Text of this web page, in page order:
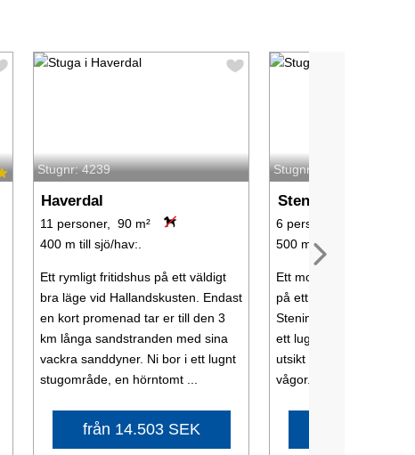
Stugnr: 4239
Haverdal
11 personer, 90 m²
400 m till sjö/hav:.
Ett rymligt fritidshus på ett väldigt
bra läge vid Hallandskusten. Endast
en kort promenad tar er till den 3
km långa sandstranden med sina
vackra sanddyner. Ni bor i ett lugnt
stugområde, en hörntomt ...
från 14.503 SEK
Stugnr: 57262
Steninge
6 personer, 75 m²
500 m till sjö/hav:.
Ett modernt och fräscht
på ett mycket bra läge i
Steninge. Stugan ligger
ett lugnt stugområde
utsikt över Kattegatts
vågor. Altanen under